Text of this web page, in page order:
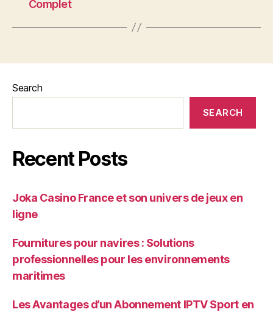
Complet
Search
SEARCH
Recent Posts
Joka Casino France et son univers de jeux en
ligne
Fournitures pour navires : Solutions
professionnelles pour les environnements
maritimes
Les Avantages d’un Abonnement IPTV Sport en